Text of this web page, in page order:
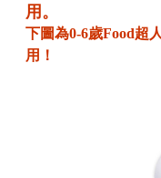
用。
下圖為0-6歲Food超
用！